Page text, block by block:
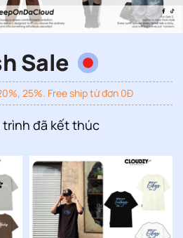
Sale
25%. Free ship từ đơn 0Đ
đã kết thúc